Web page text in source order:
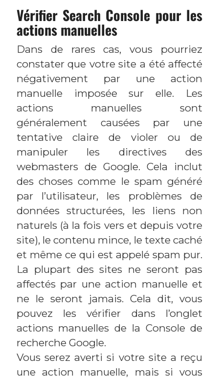
Vérifier Search Console pour les
actions manuelles
Dans de rares cas, vous pourriez
constater que votre site a été affecté
négativement par une action
manuelle imposée sur elle. Les
actions manuelles sont
généralement causées par une
tentative claire de violer ou de
manipuler les directives des
webmasters de Google. Cela inclut
des choses comme le spam généré
par l’utilisateur, les problèmes de
données structurées, les liens non
naturels (à la fois vers et depuis votre
site), le contenu mince, le texte caché
et même ce qui est appelé spam pur.
La plupart des sites ne seront pas
affectés par une action manuelle et
ne le seront jamais. Cela dit, vous
pouvez les vérifier dans l’onglet
actions manuelles de la Console de
recherche Google.
Vous serez averti si votre site a reçu
une action manuelle, mais si vous